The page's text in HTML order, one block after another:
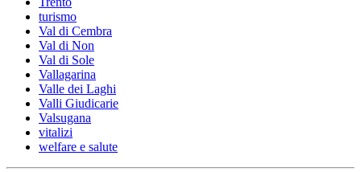
turismo
Val di Cembra
Val di Non
Val di Sole
Vallagarina
Valle dei Laghi
Valli Giudicarie
Valsugana
vitalizi
welfare e salute